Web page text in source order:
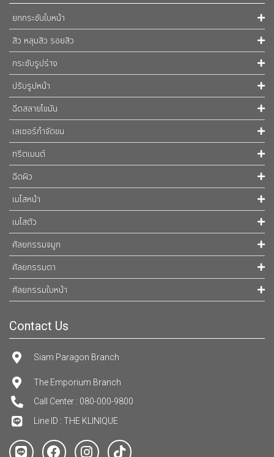
ยกกระชับใบหน้า
สิว หลุมสิว รอยสิว
กระชับรูปร่าง
ปรับรูปหน้า
ฉีดสลายไขมัน
เลเซอร์กำจัดขน
ทรีตเมนต์
ฉีดผิว
เมโสหน้า
เมโสตัว
ศัลยกรรมจมูก
ศัลยกรรมตา
ศัลยกรรมใบหน้า
Contact Us
Siam Paragon Branch
The Emporium Branch
Call Center : 080-000-9800
Line ID : THE KLINIQUE